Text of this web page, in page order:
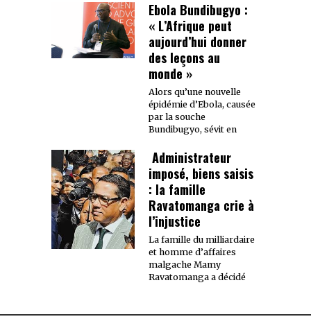
Ebola Bundibugyo :
« L’Afrique peut
aujourd’hui donner
des leçons au
monde »
Alors qu’une nouvelle
épidémie d’Ebola, causée
par la souche
Bundibugyo, sévit en
Administrateur
imposé, biens saisis
: la famille
Ravatomanga crie à
l’injustice
La famille du milliardaire
et homme d’affaires
malgache Mamy
Ravatomanga a décidé